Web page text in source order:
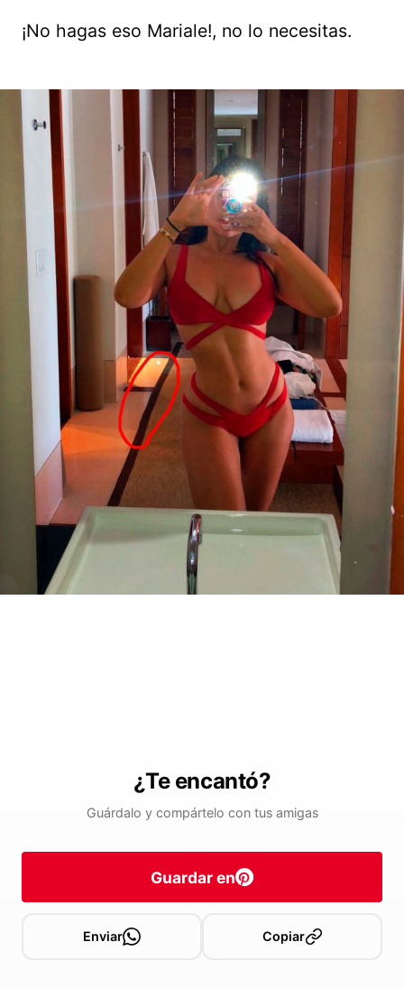
¡No hagas eso Mariale!, no lo necesitas.
¿Te encantó?
Guárdalo y compártelo con tus amigas
Guardar en
Enviar Copiar